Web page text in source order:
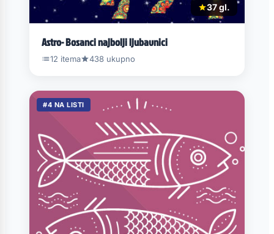
37 gl.
Astro- Bosanci najbolji ljubavnici
12 itema 438 ukupno
#4 NA LISTI